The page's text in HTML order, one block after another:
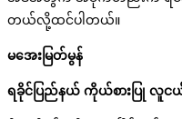
တယ်လို့ထင်ပါတယ်။
မအေးမြတ်မွန်
ရခိုင်ပြည်နယ် ကိုယ်စားပြု လူင